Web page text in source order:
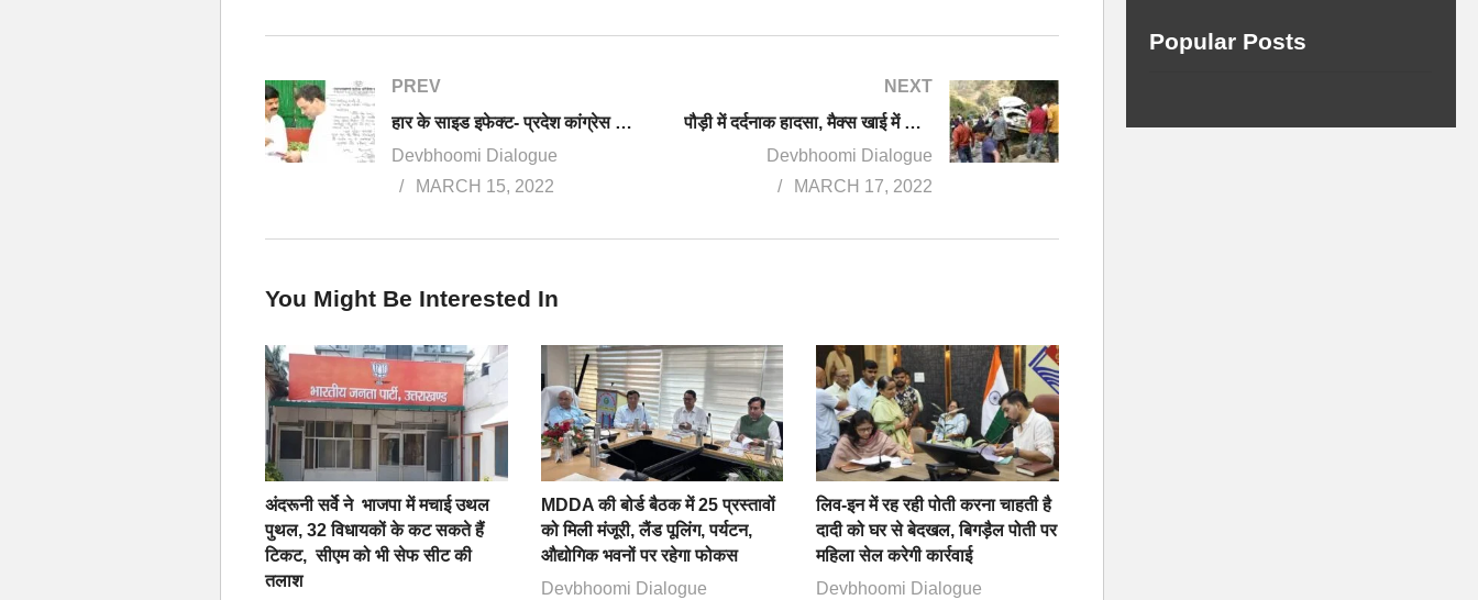
PREV
हार के साइड इफेक्ट- प्रदेश कांग्रेस अध्यक्ष गणेश गोदियाल का पद से इस्तीफा, कौन बनेगा नया पीसीसी चीफ
Devbhoomi Dialogue
MARCH 15, 2022
NEXT
पौड़ी में दर्दनाक हादसा, मैक्स खाई में गिरने से 4 होल्यारों की मौत
Devbhoomi Dialogue
MARCH 17, 2022
You Might Be Interested In
अंदरूनी सर्वे ने भाजपा में मचाई उथल
पुथल, 32 विधायकों के कट सकते हैं
टिकट, सीएम को भी सेफ सीट की
तलाश
MDDA की बोर्ड बैठक में 25 प्रस्तावों
को मिली मंजूरी, लैंड पूलिंग, पर्यटन,
औद्योगिक भवनों पर रहेगा फोकस
Devbhoomi Dialogue
लिव-इन में रह रही पोती करना चाहती है
दादी को घर से बेदखल, बिगड़ैल पोती पर
महिला सेल करेगी कार्रवाई
Devbhoomi Dialogue
Popular Posts